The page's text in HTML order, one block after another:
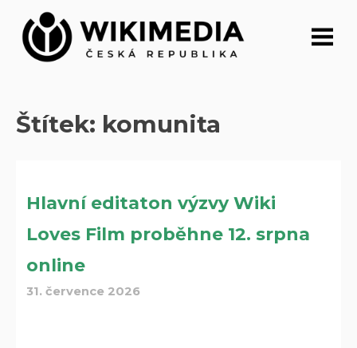
Přeskočit
obsah
Štítek: komunita
Hlavní editaton výzvy Wiki
Loves Film proběhne 12. srpna
online
31. července 2026